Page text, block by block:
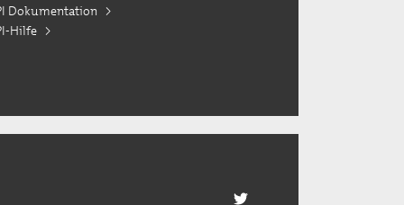
Dokumentation
Hilfe